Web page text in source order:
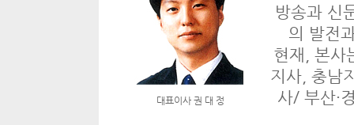
대표이사 권 대 정
방송과 신
의 발전
현재, 본사
지사, 충남
사/ 부산·